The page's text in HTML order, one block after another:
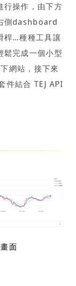
行操作，由下方
側dashboard
桿…種種工具讓
鬆完成一個小型
網站，接下來
件結合 TEJ API
面